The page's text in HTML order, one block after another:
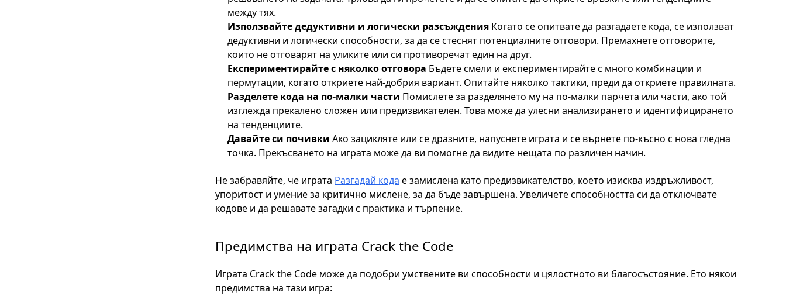
между тях.
Използвайте дедуктивни и логически разсъжденияКогато се опитвате да разгадаете кода, се използват
дедуктивни и логически способности, за да се стеснят потенциалните отговори. Премахнете отговорите,
които не отговарят на уликите или си противоречат един на друг.
Експериментирайте с няколко отговора Бъдете смели и експериментирайте с много комбинации и
пермутации, когато откриете най-добрия вариант. Опитайте няколко тактики, преди да откриете правилната.
Разделете кода на по-малки части Помислете за разделянето му на по-малки парчета или части, ако той
изглежда прекалено сложен или предизвикателен. Това може да улесни анализирането и идентифицирането
на тенденциите.
Давайте си почивки Ако зацикляте или се дразните, напуснете играта и се върнете по-късно с нова гледна
точка. Прекъсването на играта може да ви помогне да видите нещата по различен начин.
Не забравяйте, че играта Разгадай кода е замислена като предизвикателство, което изисква издръжливост,
упоритост и умение за критично мислене, за да бъде завършена. Увеличете способността си да отключвате
кодове и да решавате загадки с практика и търпение.
Предимства на играта Crack the Code
Играта Crack the Code може да подобри умствените ви способности и цялостното ви благосъстояние. Ето някои
предимства на тази игра: